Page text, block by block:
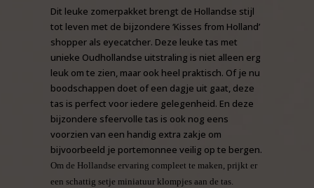
Dit leuke zomerpakket brengt de Hollandse stijl
tot leven met de bijzondere ‘Kisses from Holland’
shopper als eyecatcher. Deze leuke tas met
unieke Oudhollandse uitstraling is niet alleen erg
leuk om te zien, maar ook heel praktisch. Of je nu
boodschappen doet of een dagje uit gaat, deze
tas is perfect voor iedere gelegenheid. En deze
bijzondere sfeervolle tas is ook nog eens
voorzien van een handig extra zakje om
bijvoorbeeld je portemonnee veilig op te bergen.
Om de Hollandse ervaring compleet te maken, prijkt er
een schattig setje miniatuur klompjes aan de tas.